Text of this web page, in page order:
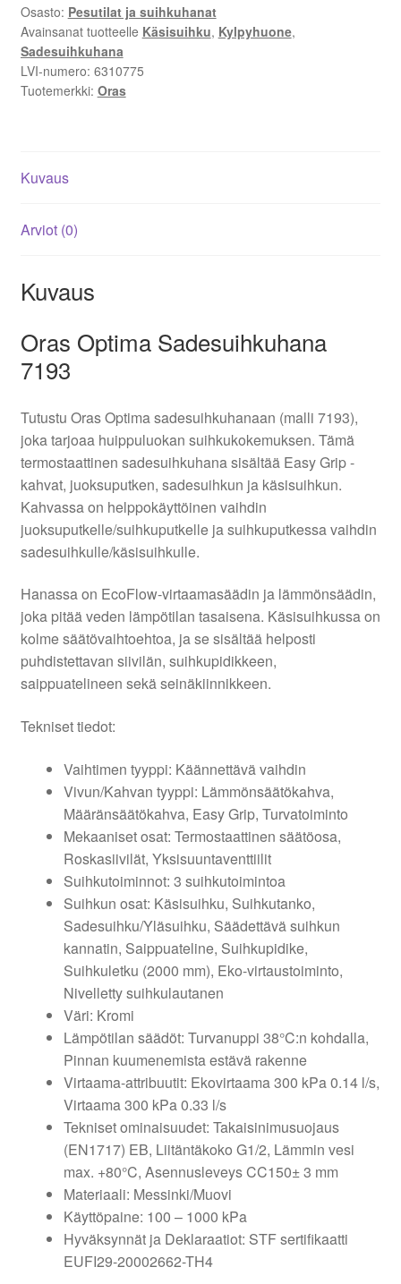
määrä
Osasto: Pesutilat ja suihkuhanat
Avainsanat tuotteelle Käsisuihku, Kylpyhuone,
Sadesuihkuhana
LVI-numero: 6310775
Tuotemerkki: Oras
Kuvaus
Arviot (0)
Kuvaus
Oras Optima Sadesuihkuhana
7193
Tutustu Oras Optima sadesuihkuhanaan (malli 7193),
joka tarjoaa huippuluokan suihkukokemuksen. Tämä
termostaattinen sadesuihkuhana sisältää Easy Grip -
kahvat, juoksuputken, sadesuihkun ja käsisuihkun.
Kahvassa on helppokäyttöinen vaihdin
juoksuputkelle/suihkuputkelle ja suihkuputkessa vaihdin
sadesuihkulle/käsisuihkulle.
Hanassa on EcoFlow-virtaamasäädin ja lämmönsäädin,
joka pitää veden lämpötilan tasaisena. Käsisuihkussa on
kolme säätövaihtoehtoa, ja se sisältää helposti
puhdistettavan siivilän, suihkupidikkeen,
saippuatelineen sekä seinäkiinnikkeen.
Tekniset tiedot:
Vaihtimen tyyppi: Käännettävä vaihdin
Vivun/Kahvan tyyppi: Lämmönsäätökahva,
Määränsäätökahva, Easy Grip, Turvatoiminto
Mekaaniset osat: Termostaattinen säätöosa,
Roskasiivilät, Yksisuuntaventtiilit
Suihkutoiminnot: 3 suihkutoimintoa
Suihkun osat: Käsisuihku, Suihkutanko,
Sadesuihku/Yläsuihku, Säädettävä suihkun
kannatin, Saippuateline, Suihkupidike,
Suihkuletku (2000 mm), Eko-virtaustoiminto,
Nivelletty suihkulautanen
Väri: Kromi
Lämpötilan säädöt: Turvanuppi 38°C:n kohdalla,
Pinnan kuumenemista estävä rakenne
Virtaama-attribuutit: Ekovirtaama 300 kPa 0.14 l/s,
Virtaama 300 kPa 0.33 l/s
Tekniset ominaisuudet: Takaisinimusuojaus
(EN1717) EB, Liitäntäkoko G1/2, Lämmin vesi
max. +80°C, Asennusleveys CC150± 3 mm
Materiaali: Messinki/Muovi
Käyttöpaine: 100 – 1000 kPa
Hyväksynnät ja Deklaraatiot: STF sertifikaatti
EUFI29-20002662-TH4